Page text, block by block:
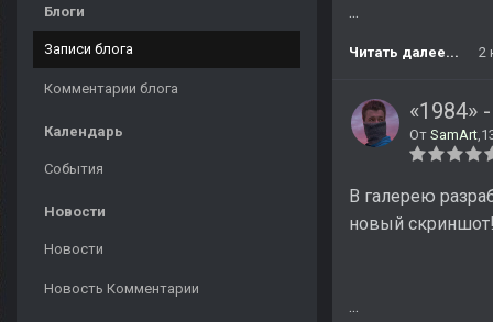
Блоги
Записи блога
Комментарии блога
Календарь
События
Новости
Новости
Новость Комментарии
...
Читать далее... 2
«1984»
От SamArt
В галерею
новый